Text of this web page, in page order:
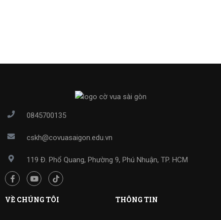
0845700135
cskh@covuasaigon.edu.vn
119 Đ. Phổ Quang, Phường 9, Phú Nhuận, TP. HCM
VỀ CHÚNG TÔI THÔNG TIN